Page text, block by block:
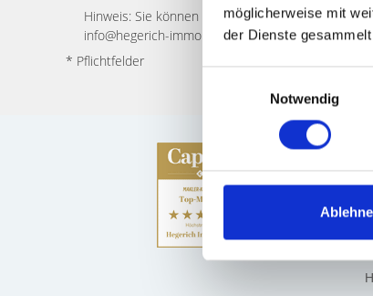
möglicherweise mit
der Dienste gesammelt
Notwendig
Hinweis: Sie können Ihre Einwilligung jederzeit für
info@hegerich-immobilien.de widerrufen. *
* Pflichtfelder